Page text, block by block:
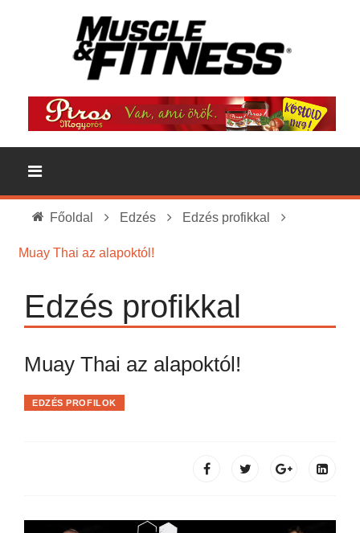
Főoldal Edzés Edzés profikkal
Muay Thai az alapoktól!
Edzés profikkal
Muay Thai az alapoktól!
EDZÉS PROFILOK